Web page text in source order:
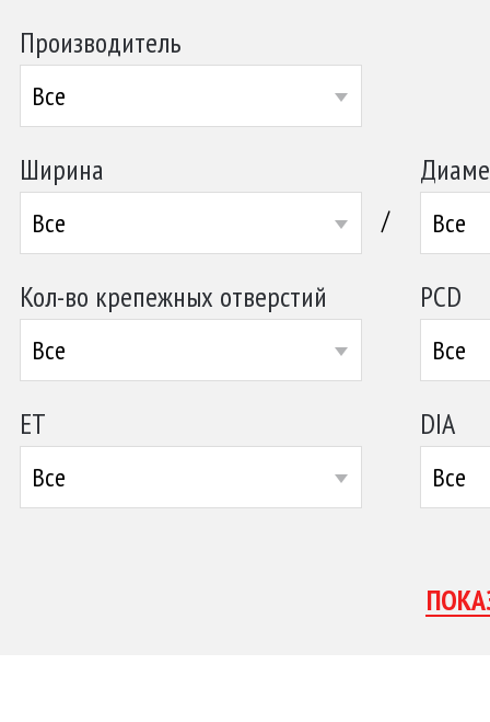
Производитель
Все
Ширина
Все / Все
Кол-во крепежных отверстий
Все
PCD
Все
ET
Все
DIA
Все